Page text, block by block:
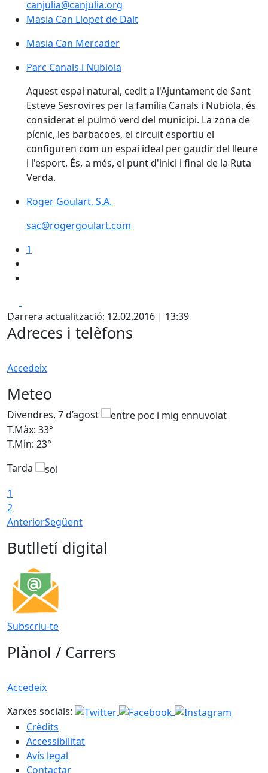
canjulia@canjulia.org
Masia Can Llopet de Dalt
Masia Can Mercader
Parc Canals i Nubiola
Aquest espai natural, cedit a l'Ajuntament de Sant
Esteve Sesrovires per la família Canals i Nubiola, és
considerat el pulmó verd del municipi. La zona de
pícnic, les barbacoes, el circuit esportiu el
configuren com un espai ideal per gaudir del lleure
i l'esport. És, a més, el punt d'inici i final de la Ruta
Verda.
Roger Goulart, S.A.
sac@rogergoulart.com
1
Darrera actualització: 12.02.2016 | 13:39
Adreces i telèfons
Accedeix
Meteo
Divendres, 7 d’agost
T.Màx: 33°
T.Min: 23°
Tarda
1
2
AnteriorSegüent
Butlletí digital
Subscriu-te
Plànol / Carrers
Accedeix
Xarxes socials:
Crèdits
Accessibilitat
Avís legal
Contactar